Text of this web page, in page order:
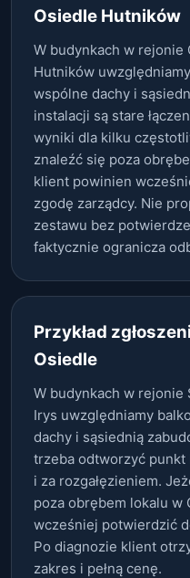
Osiedle Hutników
W budynkach w rejonie
Hutników
wspólne dachy i
instalacji są stare
wyniki dla kilku
znaleźć się poza
klient powinien
zgodę zarządcy. Nie
zestawu bez
faktycznie ogranicza
Przykład
Osiedle
W budynkach w rejonie
Irys uwzględniamy
dachy i sąsiednią
trzeba odtworzyć punkt
i za rozgałęzieniem.
poza obrębem lokalu
wcześniej potwierdzić
Po diagnozie klient
zakres i pełną cenę.